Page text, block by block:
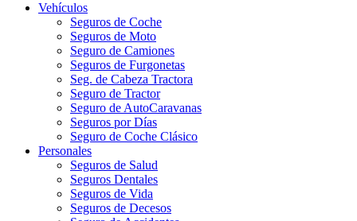
Vehículos
Seguros de Coche
Seguros de Moto
Seguro de Camiones
Seguros de Furgonetas
Seg. de Cabeza Tractora
Seguro de Tractor
Seguro de AutoCaravanas
Seguros por Días
Seguro de Coche Clásico
Personales
Seguros de Salud
Seguros Dentales
Seguros de Vida
Seguros de Decesos